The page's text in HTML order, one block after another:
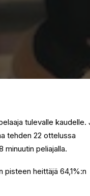
tulevalle kaudelle.
tehden 22 ottelussa
minuutin peliajalla.
pisteen heittäjä 64,1%:n